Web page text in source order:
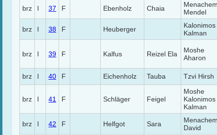
brz l 37 F Ebenholz Chaia
Mendel
brz l 38 F Heuberger
Kalonimos
Kalman
brz l 39 F Kalfus Reizel Ela
Moshe
Aharon
brz l 40 F Eichenholz Tauba Tzvi Hirsh
brz l 41 F Schläger Feigel
Moshe
Kalonimos
Kalman
brz l 42 F Helfgot Sara
David